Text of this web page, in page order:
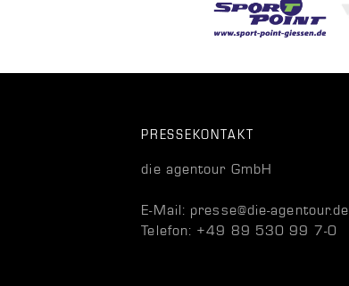
PRESSEKONTAKT
die agentour GmbH
E-Mail: presse@die-agentour.de
Telefon: +49 89 530 99 7-0